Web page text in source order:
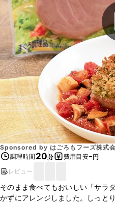
Sponsored by はごろもフーズ株式
調理時間 20分 費用目安-円
レビュー
そのまま食べてもおいしい「サラ
かずにアレンジしました。しっと